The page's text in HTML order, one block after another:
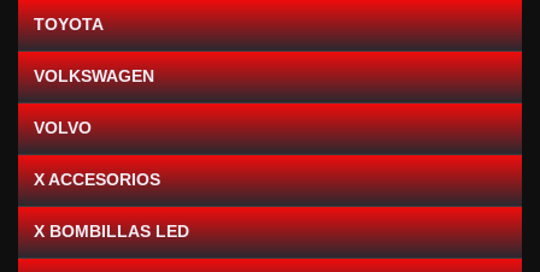
TOYOTA
VOLKSWAGEN
VOLVO
X ACCESORIOS
X BOMBILLAS LED